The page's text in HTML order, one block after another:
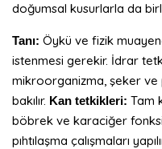
doğumsal kusurlarla da
Tanı: Öykü ve fizik
istenmesi gerekir. İdrar
mikroorganizma, şeker ve
bakılır. Kan tetkikleri: Tam
böbrek ve karaciğer
pıhtılaşma çalışmaları